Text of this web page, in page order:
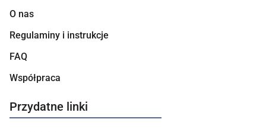
O nas
Regulaminy i instrukcje
FAQ
Współpraca
Przydatne linki